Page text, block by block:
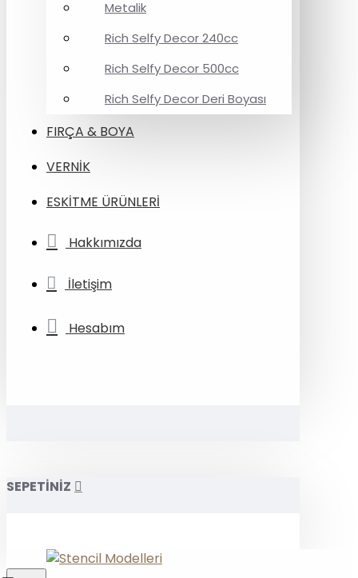
Metalik
Rich Selfy Decor 240cc
Rich Selfy Decor 500cc
Rich Selfy Decor Deri Boyası
FIRÇA & BOYA
VERNİK
ESKİTME ÜRÜNLERİ
Hakkımızda
İletişim
Hesabım
SEPETİNİZ